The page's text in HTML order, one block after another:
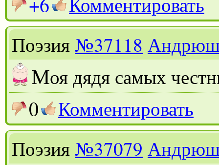
Поэзия№37118
Моя дядя самых
0
Комментировать
Поэзия№37079